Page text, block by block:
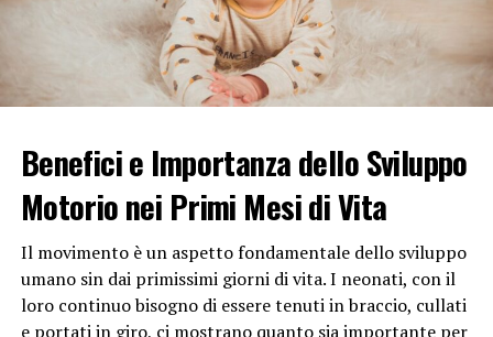
L’adolescenza è caratterizzata da rapidi cambiamenti
fisici e ormonali. Queste trasformazioni possono causare
ansia e insicurezza riguardo a come gli adolescenti
percepiscono i loro corpi. Mentre alcuni adolescenti si
sentirsi fuori controllo o inadeguati, contribuendo così
all’insicurezza corporea.
3. Comparazione Costante con i
Peer
La tendenza naturale di confrontarsi con icoetaneiè
Benefici e Importanza dello Sviluppo
Motorio nei Primi Mesi di Vita
Il movimento è un aspetto fondamentale dello sviluppo
umano sin dai primissimi giorni di vita. I neonati, con il
loro continuo bisogno di essere tenuti in braccio, cullati
e portati in giro, ci mostrano quanto sia importante per